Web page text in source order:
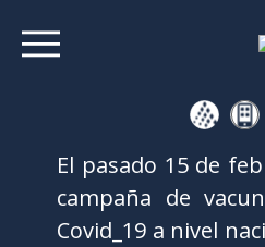
El pasado 15 de
campaña de
Covid_19 a nivel